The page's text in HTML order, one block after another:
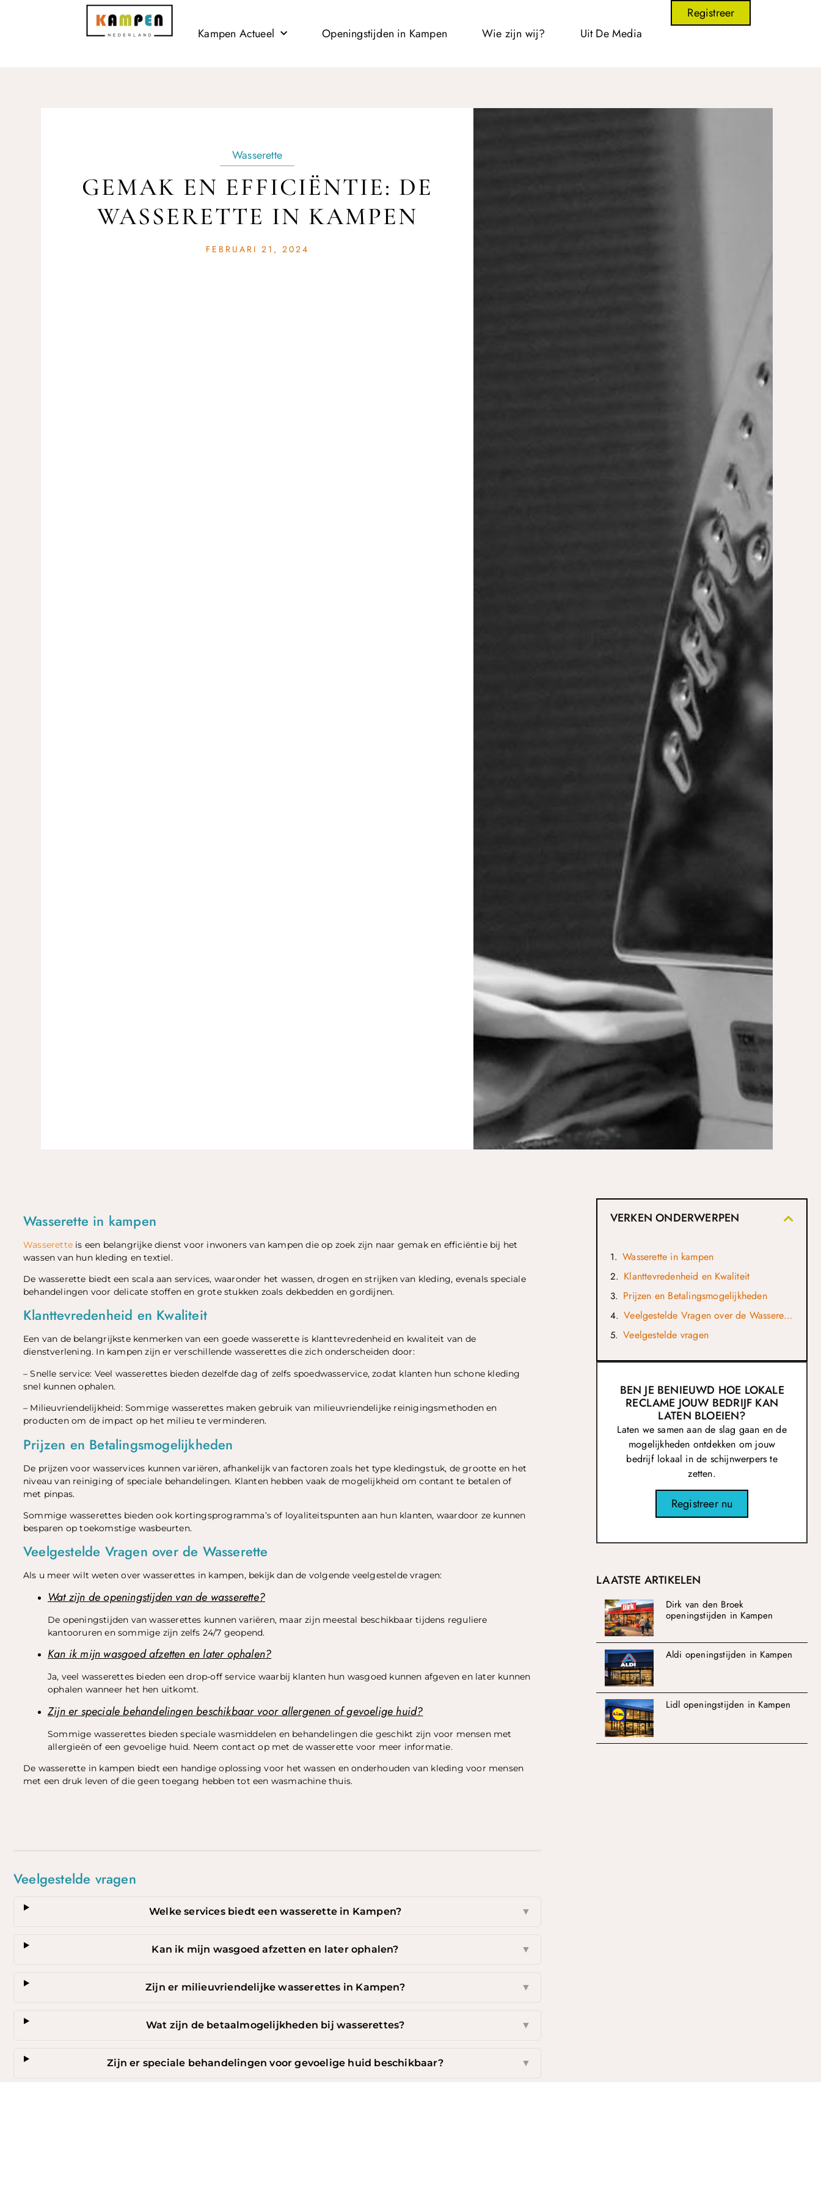
Top
Kampen Actueel Openingstijden in Kampen Wie zijn wij? Uit De Media
Registreer
Wasserette
GEMAK EN EFFICIËNTIE: DE
WASSERETTE IN KAMPEN
FEBRUARI 21, 2024
Wasserette in kampen
Wasserette is een belangrijke dienst voor inwoners van kampen die op zoek zijn naar gemak en efficiëntie bij het
wassen van hun kleding en textiel.
De wasserette biedt een scala aan services, waaronder het wassen, drogen en strijken van kleding, evenals speciale
behandelingen voor delicate stoffen en grote stukken zoals dekbedden en gordijnen.
Klanttevredenheid en Kwaliteit
Een van de belangrijkste kenmerken van een goede wasserette is klanttevredenheid en kwaliteit van de
dienstverlening. In kampen zijn er verschillende wasserettes die zich onderscheiden door:
– Snelle service: Veel wasserettes bieden dezelfde dag of zelfs spoedwasservice, zodat klanten hun schone kleding
snel kunnen ophalen.
– Milieuvriendelijkheid: Sommige wasserettes maken gebruik van milieuvriendelijke reinigingsmethoden en
producten om de impact op het milieu te verminderen.
Prijzen en Betalingsmogelijkheden
De prijzen voor wasservices kunnen variëren, afhankelijk van factoren zoals het type kledingstuk, de grootte en het
niveau van reiniging of speciale behandelingen. Klanten hebben vaak de mogelijkheid om contant te betalen of
met pinpas.
Sommige wasserettes bieden ook kortingsprogramma’s of loyaliteitspunten aan hun klanten, waardoor ze kunnen
besparen op toekomstige wasbeurten.
Veelgestelde Vragen over de Wasserette
Als u meer wilt weten over wasserettes in kampen, bekijk dan de volgende veelgestelde vragen:
Wat zijn de openingstijden van de wasserette?
De openingstijden van wasserettes kunnen variëren, maar zijn meestal beschikbaar tijdens reguliere
kantooruren en sommige zijn zelfs 24/7 geopend.
Kan ik mijn wasgoed afzetten en later ophalen?
Ja, veel wasserettes bieden een drop-off service waarbij klanten hun wasgoed kunnen afgeven en later kunnen
ophalen wanneer het hen uitkomt.
Zijn er speciale behandelingen beschikbaar voor allergenen of gevoelige huid?
Sommige wasserettes bieden speciale wasmiddelen en behandelingen die geschikt zijn voor mensen met
allergieën of een gevoelige huid. Neem contact op met de wasserette voor meer informatie.
De wasserette in kampen biedt een handige oplossing voor het wassen en onderhouden van kleding voor mensen
met een druk leven of die geen toegang hebben tot een wasmachine thuis.
Veelgestelde vragen
Welke services biedt een wasserette in Kampen? ▼
Kan ik mijn wasgoed afzetten en later ophalen? ▼
Zijn er milieuvriendelijke wasserettes in Kampen? ▼
Wat zijn de betaalmogelijkheden bij wasserettes? ▼
Zijn er speciale behandelingen voor gevoelige huid beschikbaar? ▼
VERKEN ONDERWERPEN
Wasserette in kampen
Klanttevredenheid en Kwaliteit
Prijzen en Betalingsmogelijkheden
Veelgestelde Vragen over de Wasserette
Veelgestelde vragen
BEN JE BENIEUWD HOE LOKALE
RECLAME JOUW BEDRIJF KAN
LATEN BLOEIEN?
Laten we samen aan de slag gaan en de
mogelijkheden ontdekken om jouw
bedrijf lokaal in de schijnwerpers te
zetten.
Registreer nu
LAATSTE ARTIKELEN
Dirk van den Broek
openingstijden in Kampen
Aldi openingstijden in Kampen
Lidl openingstijden in Kampen